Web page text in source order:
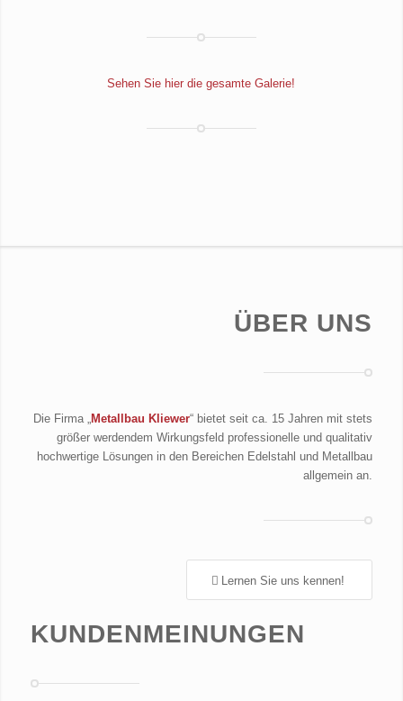
Sehen Sie hier die gesamte Galerie!
ÜBER UNS
Die Firma „Metallbau Kliewer“ bietet seit ca. 15 Jahren mit stets
größer werdendem Wirkungsfeld professionelle und qualitativ
hochwertige Lösungen in den Bereichen Edelstahl und Metallbau
allgemein an.
Lernen Sie uns kennen!
KUNDENMEINUNGEN